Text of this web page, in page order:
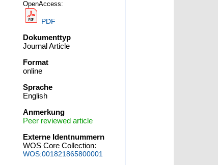
OpenAccess:
PDF
Dokumenttyp
Journal Article
Format
online
Sprache
English
Anmerkung
Peer reviewed article
Externe Identnummern
WOS Core Collection:
WOS:001821865800001